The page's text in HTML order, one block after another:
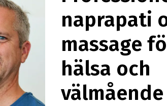
naprapati
massage
hälsa och
välmående